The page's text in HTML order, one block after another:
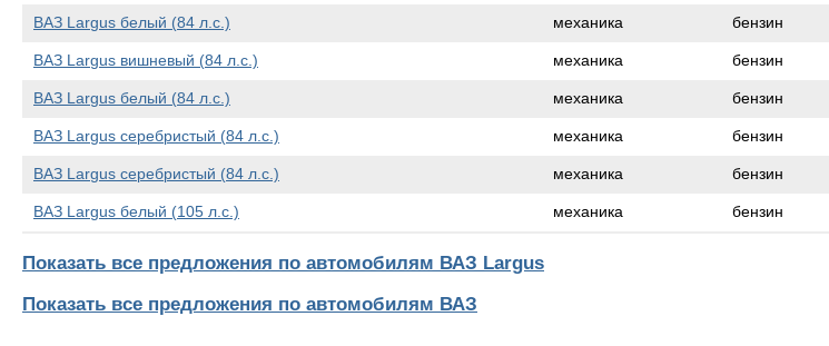
ВАЗ Largus белый (84 л.с.) механика бензин
ВАЗ Largus вишневый (84 л.с.) механика бензин
ВАЗ Largus белый (84 л.с.) механика бензин
ВАЗ Largus серебристый (84 л.с.) механика бензин
ВАЗ Largus серебристый (84 л.с.) механика бензин
ВАЗ Largus белый (105 л.с.) механика бензин
Показать все предложения по автомобилям ВАЗ Largus
Показать все предложения по автомобилям ВАЗ